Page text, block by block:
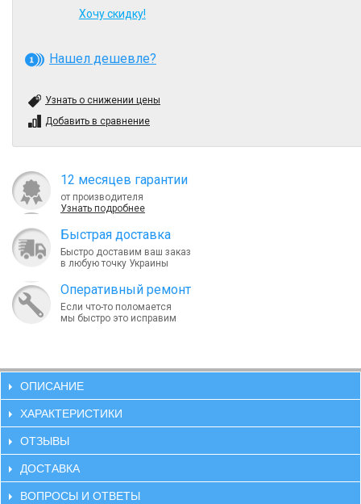
Хочу скидку!
Нашел дешевле?
Узнать о снижении цены
Добавить в сравнение
12 месяцев гарантии
от производителя
Узнать подробнее
Быcтрая доставка
Быстро доставим ваш заказ
в любую точку Украины
Оперативный ремонт
Если что-то поломается
мы быстро это исправим
ОПИСАНИЕ
ХАРАКТЕРИСТИКИ
ОТЗЫВЫ
ДОСТАВКА
ВОПРОСЫ И ОТВЕТЫ